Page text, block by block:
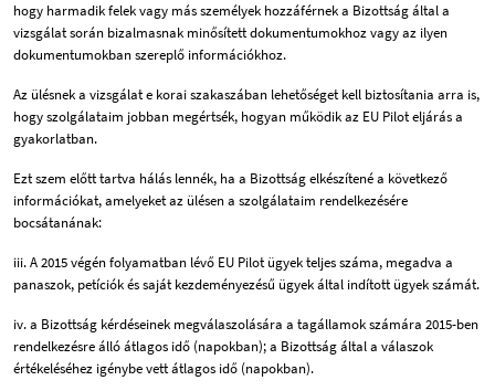
hogy harmadik felek vagy más személyek hozzáférnek a Bizottság által a
vizsgálat során bizalmasnak minősített dokumentumokhoz vagy az ilyen
dokumentumokban szereplő információkhoz.
Az ülésnek a vizsgálat e korai szakaszában lehetőséget kell biztosítania arra is,
hogy szolgálataim jobban megértsék, hogyan működik az EU Pilot eljárás a
gyakorlatban.
Ezt szem előtt tartva hálás lennék, ha a Bizottság elkészítené a következő
információkat, amelyeket az ülésen a szolgálataim rendelkezésére
bocsátanának:
iii. A 2015 végén folyamatban lévő EU Pilot ügyek teljes száma, megadva a
panaszok, petíciók és saját kezdeményezésű ügyek által indított ügyek számát.
iv. a Bizottság kérdéseinek megválaszolására a tagállamok számára 2015-ben
rendelkezésre álló átlagos idő (napokban); a Bizottság által a válaszok
értékeléséhez igénybe vett átlagos idő (napokban).